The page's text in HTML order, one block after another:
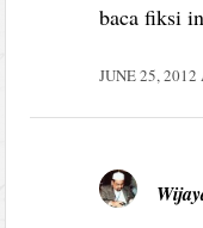
baca fiksi
JUNE 25,